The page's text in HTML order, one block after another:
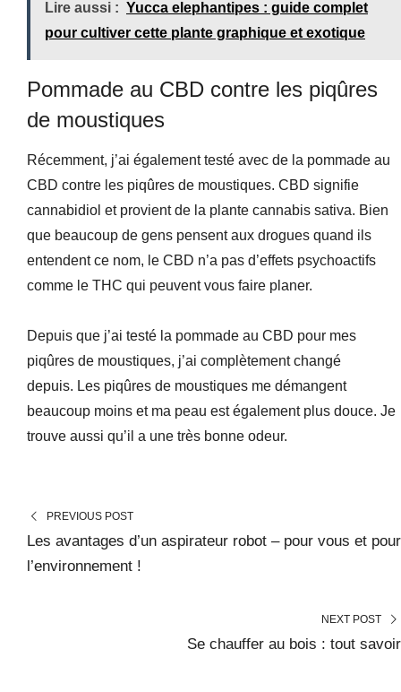
Lire aussi : Yucca elephantipes : guide complet
pour cultiver cette plante graphique et exotique
Pommade au CBD contre les piqûres
de moustiques
Récemment, j’ai également testé avec de la pommade au
CBD contre les piqûres de moustiques. CBD signifie
cannabidiol et provient de la plante cannabis sativa. Bien
que beaucoup de gens pensent aux drogues quand ils
entendent ce nom, le CBD n’a pas d’effets psychoactifs
comme le THC qui peuvent vous faire planer.
Depuis que j’ai testé la pommade au CBD pour mes
piqûres de moustiques, j’ai complètement changé
depuis. Les piqûres de moustiques me démangent
beaucoup moins et ma peau est également plus douce. Je
trouve aussi qu’il a une très bonne odeur.
PREVIOUS POST
Les avantages d’un aspirateur robot – pour vous et pour
l’environnement !
NEXT POST
Se chauffer au bois : tout savoir